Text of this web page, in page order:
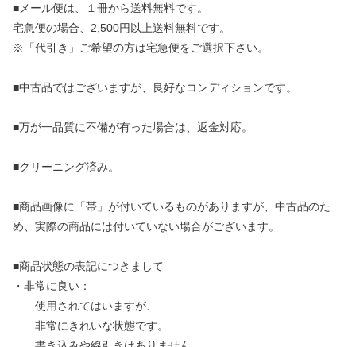
■メール便は、１冊から送料無料です。
宅急便の場合、2,500円以上送料無料です。
※「代引き」ご希望の方は宅急便をご選択下さい。
■中古品ではございますが、良好なコンディションです。
■万が一品質に不備が有った場合は、返金対応。
■クリーニング済み。
■商品画像に「帯」が付いているものがありますが、中古品のた
め、実際の商品には付いていない場合がございます。
■商品状態の表記につきまして
・非常に良い：
使用されてはいますが、
非常にきれいな状態です。